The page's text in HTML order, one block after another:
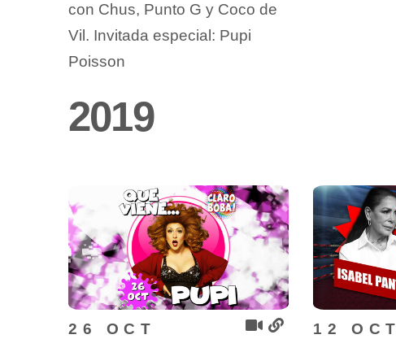
con Chus, Punto G y Coco de
Vil. Invitada especial: Pupi
Poisson
2019
26 OCT 12 OCT